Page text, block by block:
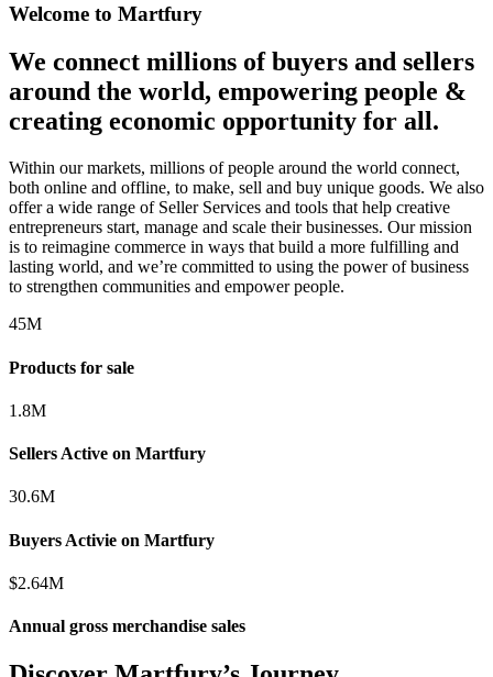
Welcome to Martfury
We connect millions of buyers and sellers
around the world, empowering people &
creating economic opportunity for all.
Within our markets, millions of people around the world connect,
both online and offline, to make, sell and buy unique goods. We also
offer a wide range of Seller Services and tools that help creative
entrepreneurs start, manage and scale their businesses. Our mission
is to reimagine commerce in ways that build a more fulfilling and
lasting world, and we’re committed to using the power of business
to strengthen communities and empower people.
45M
Products for sale
1.8M
Sellers Active on Martfury
30.6M
Buyers Activie on Martfury
$2.64M
Annual gross merchandise sales